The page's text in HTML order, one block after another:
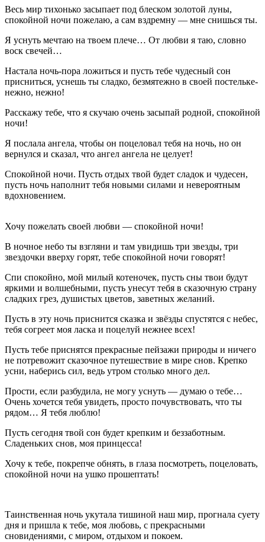
Весь мир тихонько засыпает под блеском золотой луны,
спокойной ночи пожелаю, а сам вздремну — мне снишься ты.
Я уснуть мечтаю на твоем плече… От любви я таю, словно
воск свечей…
Настала ночь-пора ложиться и пусть тебе чудесный сон
присниться, уснешь ты сладко, безмятежно в своей постельке-
нежно, нежно!
Расскажу тебе, что я скучаю очень засыпай родной, спокойной
ночи!
Я послала ангела, чтобы он поцеловал тебя на ночь, но он
вернулся и сказал, что ангел ангела не целует!
Спокойной ночи. Пусть отдых твой будет сладок и чудесен,
пусть ночь наполнит тебя новыми силами и невероятным
вдохновением.
Хочу пожелать своей любви — спокойной ночи!
В ночное небо ты взгляни и там увидишь три звезды, три
звездочки вверху горят, тебе спокойной ночи говорят!
Спи спокойно, мой милый котеночек, пусть сны твои будут
яркими и волшебными, пусть унесут тебя в сказочную страну
сладких грез, душистых цветов, заветных желаний.
Пусть в эту ночь приснится сказка и звёзды спустятся с небес,
тебя согреет моя ласка и поцелуй нежнее всех!
Пусть тебе приснятся прекрасные пейзажи природы и ничего
не потревожит сказочное путешествие в мире снов. Крепко
усни, наберись сил, ведь утром столько много дел.
Прости, если разбудила, не могу уснуть — думаю о тебе…
Очень хочется тебя увидеть, просто почувствовать, что ты
рядом… Я тебя люблю!
Пусть сегодня твой сон будет крепким и беззаботным.
Сладеньких снов, моя принцесса!
Хочу к тебе, покрепче обнять, в глаза посмотреть, поцеловать,
спокойной ночи на ушко прошептать!
Таинственная ночь укутала тишиной наш мир, прогнала суету
дня и пришла к тебе, моя любовь, с прекрасными
сновидениями, с миром, отдыхом и покоем.